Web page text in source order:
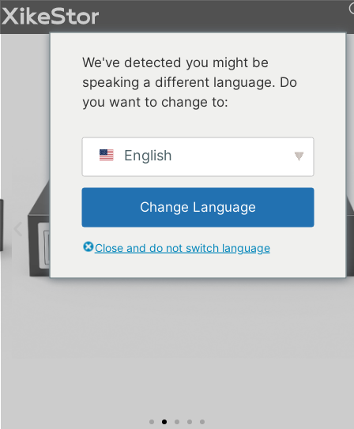
We've detected you might be
speaking a different language. Do
you want to change to:
English
Change Language
Close and do not switch language